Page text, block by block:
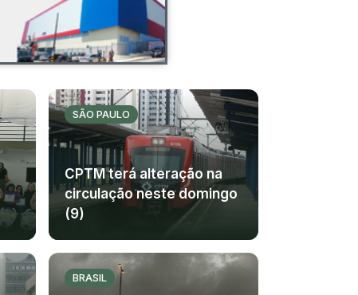
SÃO PAULO
CPTM terá alteração na
circulação neste domingo
(9)
BRASIL